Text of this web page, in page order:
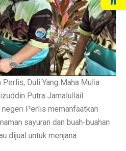
Perlis, Duli Yang Maha Mulia
Putra Jamalullail
negeri Perlis memanfaatkan
sayuran dan buah-buahan
dijual untuk menjana